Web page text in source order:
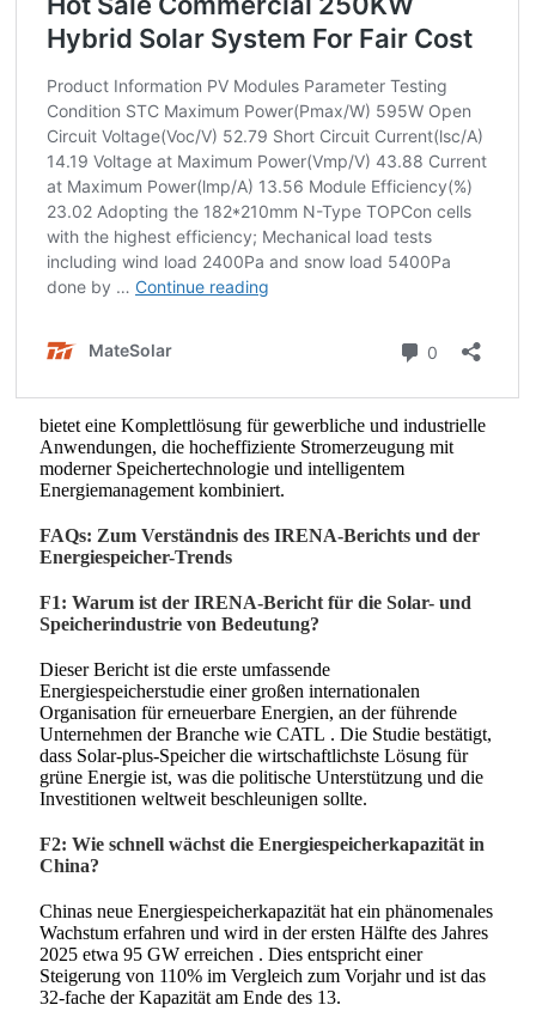
bietet eine Komplettlösung für gewerbliche und industrielle
Anwendungen, die hocheffiziente Stromerzeugung mit
moderner Speichertechnologie und intelligentem
Energiemanagement kombiniert.
FAQs: Zum Verständnis des IRENA-Berichts und der
Energiespeicher-Trends
F1: Warum ist der IRENA-Bericht für die Solar- und
Speicherindustrie von Bedeutung?
Dieser Bericht ist die erste umfassende
Energiespeicherstudie einer großen internationalen
Organisation für erneuerbare Energien, an der führende
Unternehmen der Branche wie CATL . Die Studie bestätigt,
dass Solar-plus-Speicher die wirtschaftlichste Lösung für
grüne Energie ist, was die politische Unterstützung und die
Investitionen weltweit beschleunigen sollte.
F2: Wie schnell wächst die Energiespeicherkapazität in
China?
Chinas neue Energiespeicherkapazität hat ein phänomenales
Wachstum erfahren und wird in der ersten Hälfte des Jahres
2025 etwa 95 GW erreichen . Dies entspricht einer
Steigerung von 110% im Vergleich zum Vorjahr und ist das
32-fache der Kapazität am Ende des 13.